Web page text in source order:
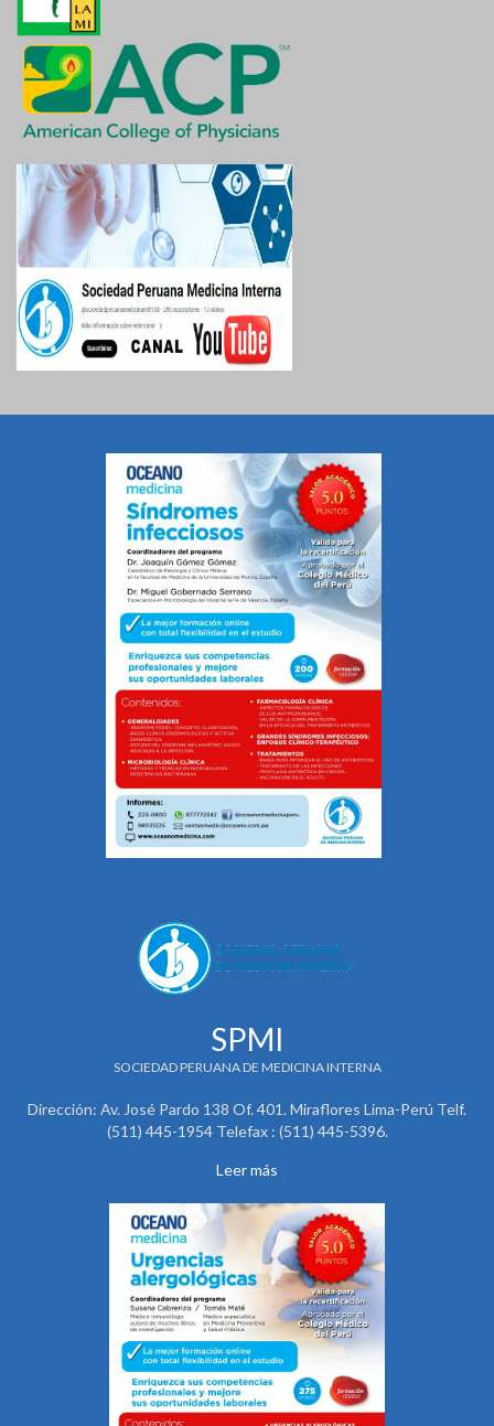
SPMI
SOCIEDAD PERUANA DE MEDICINA INTERNA
Dirección: Av. José Pardo 138 Of. 401. Miraflores Lima-Perú Telf.
(511) 445-1954 Telefax : (511) 445-5396.
Leer más